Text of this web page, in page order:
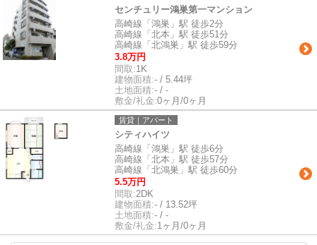
センチュリー鴻巣第一マンション
高崎線「鴻巣」駅 徒歩2分
高崎線「北本」駅 徒歩51分
高崎線「北鴻巣」駅 徒歩59分
3.8万円
間取:1K
建物面積:- / 5.44坪
土地面積:- / -
敷金/礼金:0ヶ月/0ヶ月
賃貸｜アパート
シティハイツ
高崎線「鴻巣」駅 徒歩6分
高崎線「北本」駅 徒歩57分
高崎線「北鴻巣」駅 徒歩60分
5.5万円
間取:2DK
建物面積:- / 13.52坪
土地面積:- / -
敷金/礼金:1ヶ月/0ヶ月